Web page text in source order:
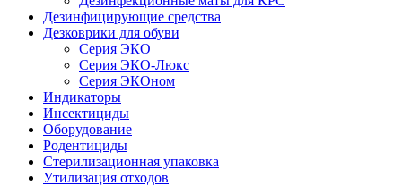
Дезинфицирующие средства
Дезковрики для обуви
Серия ЭКО
Серия ЭКО-Люкс
Серия ЭКОном
Индикаторы
Инсектициды
Оборудование
Родентициды
Стерилизационная упаковка
Утилизация отходов